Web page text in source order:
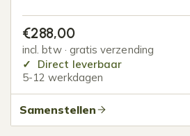
€288,00
incl. btw · gratis verzending
Direct leverbaar
5-12 werkdagen
Samenstellen